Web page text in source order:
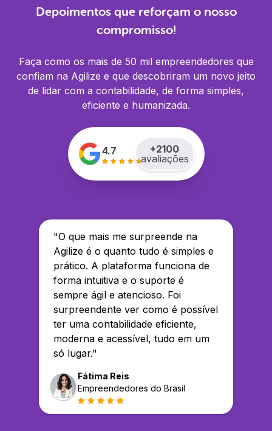
Depoimentos que reforçam o nosso
compromisso!
Faça como os mais de 50 mil empreendedores que
confiam na Agilize e que descobriram um novo jeito
de lidar com a contabilidade, de forma simples,
eficiente e humanizada.
4.7 +2100
avaliações
"O que mais me surpreende na
Agilize é o quanto tudo é simples e
prático. A plataforma funciona de
forma intuitiva e o suporte é
sempre ágil e atencioso. Foi
surpreendente ver como é possível
ter uma contabilidade eficiente,
moderna e acessível, tudo em um
só lugar."
Fátima Reis
Empreendedores do Brasil